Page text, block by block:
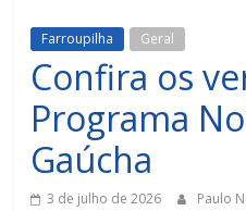
Farroupilha Geral
Confira os
Programa
Gaúcha
3 de julho de 2026 Paulo